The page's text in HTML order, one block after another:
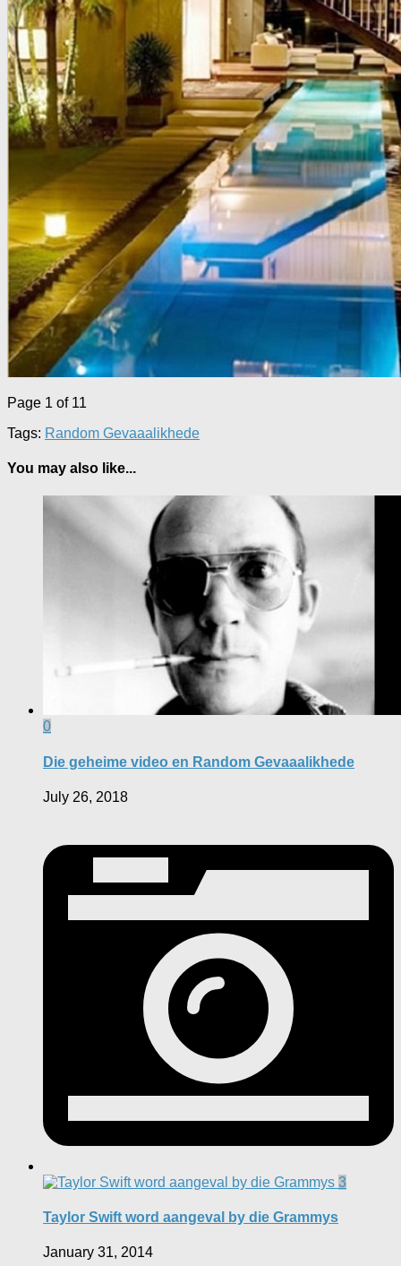
Page 1 of 11
Tags: Random Gevaaalikhede
You may also like...
0
Die geheime video en Random Gevaaalikhede
July 26, 2018
3
Taylor Swift word aangeval by die Grammys
January 31, 2014